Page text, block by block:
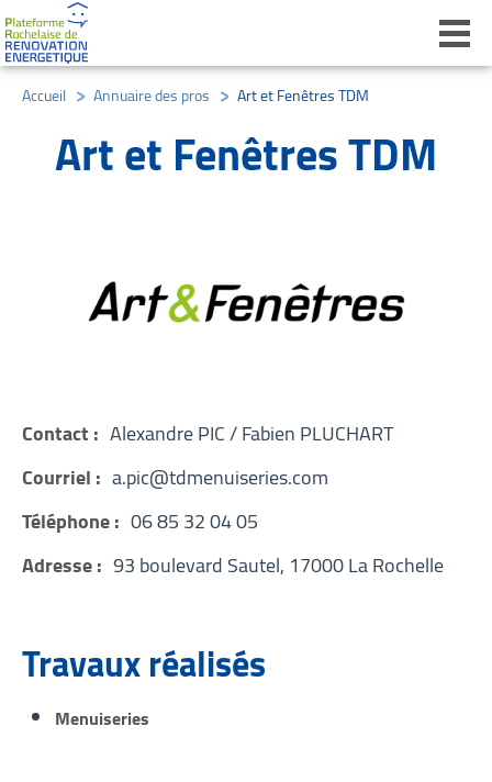
Accueil Annuaire des pros Art et Fenêtres TDM
Art et Fenêtres TDM
Contact : Alexandre PIC / Fabien PLUCHART
Courriel : a.pic@tdmenuiseries.com
Téléphone : 06 85 32 04 05
Adresse : 93 boulevard Sautel, 17000 La Rochelle
Travaux réalisés
Menuiseries